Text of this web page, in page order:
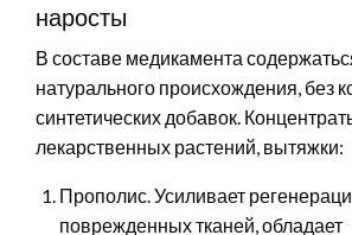
наросты
В составе медикамента
натурального происхождения, без
синтетических добавок.
лекарственных растений, вытяжки:
Прополис. Усиливает
поврежденных тканей, обладает